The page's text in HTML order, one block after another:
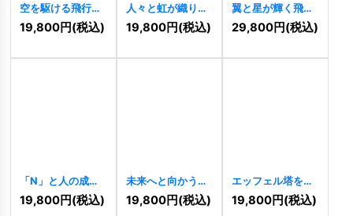
空を駆ける飛行機
と星のグローバル
ロゴ 11220]
19,800円(税込)
人々と虹が織りな
す躍動の調和ロゴ
11200 ]
19,800円(税込)
翼と星が輝く飛躍
の円形ロゴ
11194
29,800円(税込)
「N」と人の成長
ロゴ[11154]
19,800円(税込)
未来へと向かうダ
イナミックなロゴ
11133 ]
19,800円(税込)
エッフェル塔をイ
メージしたA字の
情熱ロゴ 11131]
19,800円(税込)